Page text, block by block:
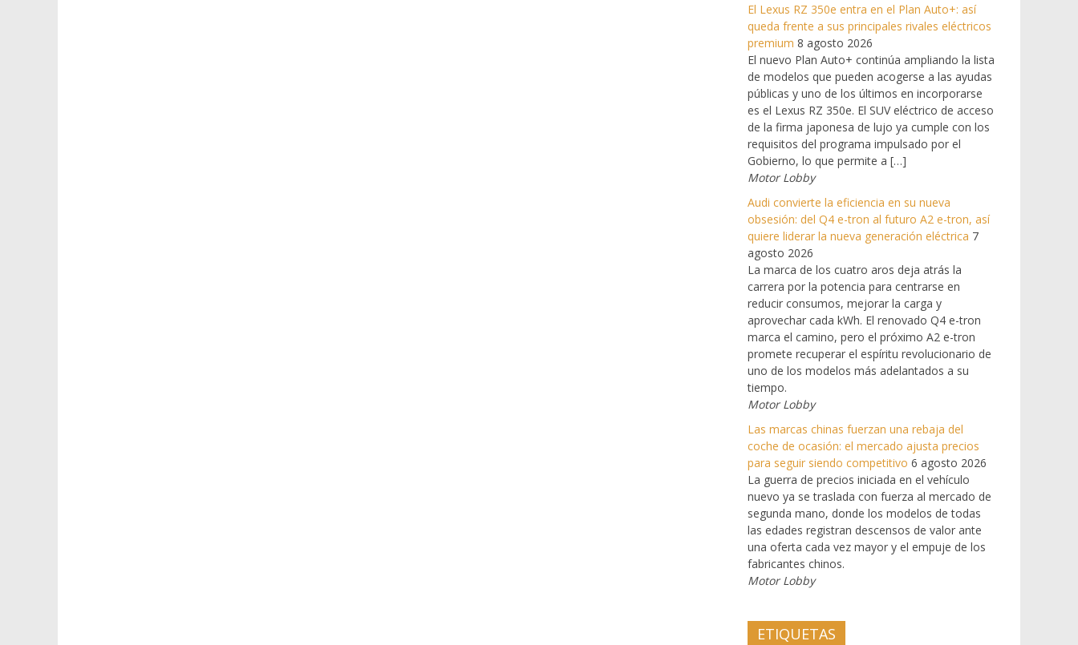
El Lexus RZ 350e entra en el Plan Auto+: así
queda frente a sus principales rivales eléctricos
premium 8 agosto 2026
El nuevo Plan Auto+ continúa ampliando la lista
de modelos que pueden acogerse a las ayudas
públicas y uno de los últimos en incorporarse
es el Lexus RZ 350e. El SUV eléctrico de acceso
de la firma japonesa de lujo ya cumple con los
requisitos del programa impulsado por el
Gobierno, lo que permite a […]
Motor Lobby
Audi convierte la eficiencia en su nueva
obsesión: del Q4 e-tron al futuro A2 e-tron, así
quiere liderar la nueva generación eléctrica 7
agosto 2026
La marca de los cuatro aros deja atrás la
carrera por la potencia para centrarse en
reducir consumos, mejorar la carga y
aprovechar cada kWh. El renovado Q4 e-tron
marca el camino, pero el próximo A2 e-tron
promete recuperar el espíritu revolucionario de
uno de los modelos más adelantados a su
tiempo.
Motor Lobby
Las marcas chinas fuerzan una rebaja del
coche de ocasión: el mercado ajusta precios
para seguir siendo competitivo 6 agosto 2026
La guerra de precios iniciada en el vehículo
nuevo ya se traslada con fuerza al mercado de
segunda mano, donde los modelos de todas
las edades registran descensos de valor ante
una oferta cada vez mayor y el empuje de los
fabricantes chinos.
Motor Lobby
ETIQUETAS